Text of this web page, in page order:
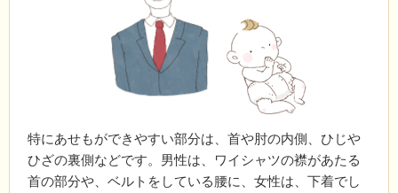
特にあせもができやすい部分は、首や肘の内側、ひじや
ひざの裏側などです。男性は、ワイシャツの襟があたる
首の部分や、ベルトをしている腰に、女性は、下着でし